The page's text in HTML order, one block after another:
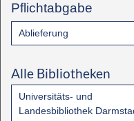
Pflichtabgabe
Ablieferung
Alle Bibliotheken
Universitäts- und
Landesbibliothek